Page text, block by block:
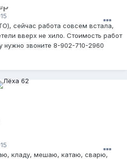
сейчас работа совсем встала,
вверх не хило. Стоимость работ
нужно звоните 8-902-710-2960
кладу, мешаю, катаю, сварю,